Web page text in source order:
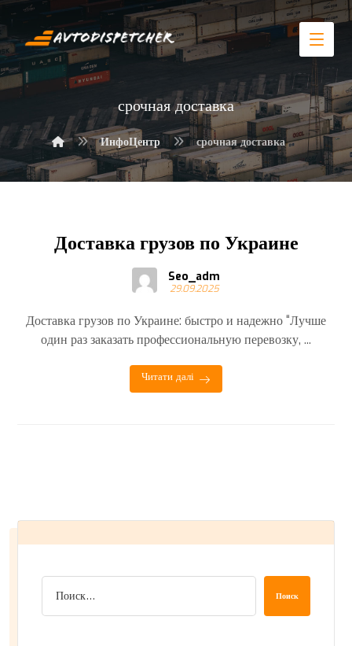
срочная доставка
ИнфоЦентр срочная доставка
Доставка грузов по Украине
Seo_adm
29.09.2025
Доставка грузов по Украине: быстро и надежно “Лучше
один раз заказать профессиональную перевозку, ...
Читати далі
Поиск